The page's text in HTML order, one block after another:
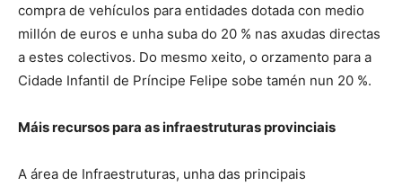
compra de vehículos para entidades dotada con medio
millón de euros e unha suba do 20 % nas axudas directas
a estes colectivos. Do mesmo xeito, o orzamento para a
Cidade Infantil de Príncipe Felipe sobe tamén nun 20 %.
Máis recursos para as infraestruturas provinciais
A área de Infraestruturas, unha das principais